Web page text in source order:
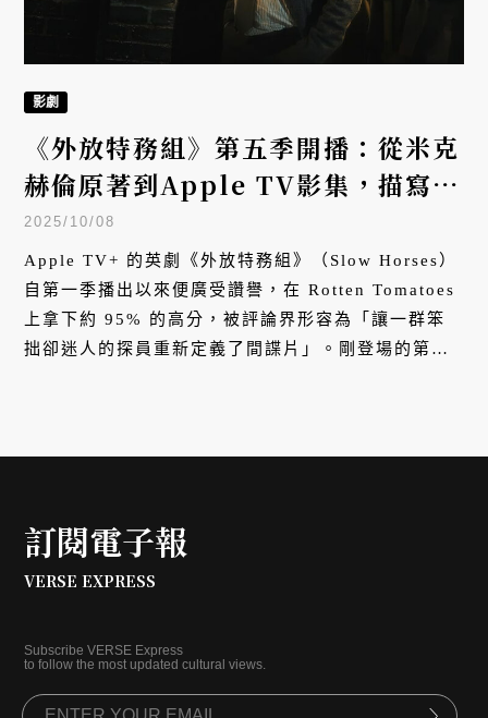
影劇
《外放特務組》第五季開播：從米克
赫倫原著到Apple TV影集，描寫一
群失敗者間諜的黑色幽默
2025/10/08
Apple TV+ 的英劇《外放特務組》（Slow Horses）
自第一季播出以來便廣受讚譽，在 Rotten Tomatoes
上拿下約 95% 的高分，被評論界形容為「讓一群笨
拙卻迷人的探員重新定義了間諜片」。剛登場的第五
訂閱電子報
VERSE EXPRESS
Subscribe VERSE Express
to follow the most updated cultural views.